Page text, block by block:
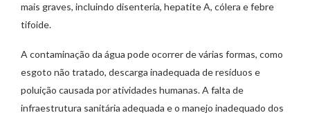
mais graves, incluindo disenteria, hepatite A, cólera e febre
tifoide.
A contaminação da água pode ocorrer de várias formas, como
esgoto não tratado, descarga inadequada de resíduos e
poluição causada por atividades humanas. A falta de
infraestrutura sanitária adequada e o manejo inadequado dos